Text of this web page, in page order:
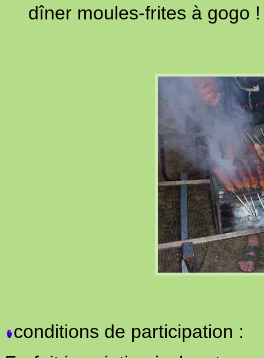
dîner moules-frites à gogo !
conditions de participation :